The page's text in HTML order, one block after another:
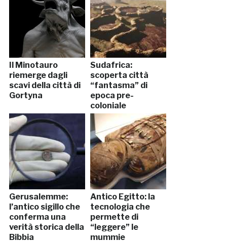
Il Minotauro
riemerge dagli
scavi della città di
Gortyna
Sudafrica:
scoperta città
“fantasma” di
epoca pre-
coloniale
Gerusalemme:
l’antico sigillo che
conferma una
verità storica della
Bibbia
Antico Egitto: la
tecnologia che
permette di
“leggere” le
mummie